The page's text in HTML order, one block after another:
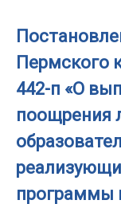
Пермского
442-п «О
поощрения
программы